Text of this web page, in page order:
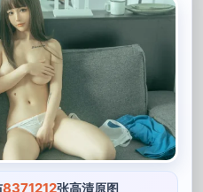
8371212张高清原图
米八的大梨子龙王
图
迎的COS博主，超越凡尘的
求的一个缩影，可以轻松驾
弘大气的巨龙图，总的来
多其他才华。